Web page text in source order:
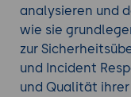
analysieren und
wie sie
zur
und Incident
und Qualität